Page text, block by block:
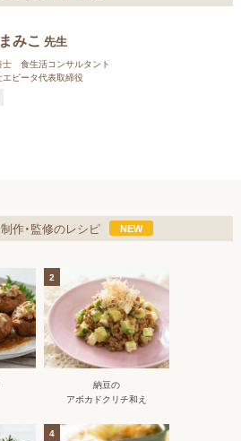
みこ 先生
士 食生活コンサルタント
エビータ代表取締役
制作・監修のレシピ
2
納豆の
アボカドクリチ和え
4